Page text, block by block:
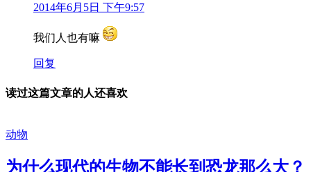
2014年6月5日 下午9:57
我们人也有嘛
回复
读过这篇文章的人还喜欢
动物
为什么现代的生物不能长到恐龙那么大？